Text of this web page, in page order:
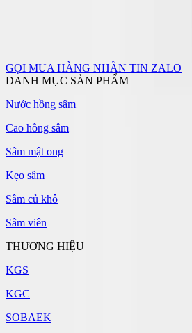
GỌI MUA HÀNG NHẮN TIN ZALO
DANH MỤC SẢN PHẨM
Nước hồng sâm
Cao hồng sâm
Sâm mật ong
Kẹo sâm
Sâm củ khô
Sâm viên
THƯƠNG HIỆU
KGS
KGC
SOBAEK